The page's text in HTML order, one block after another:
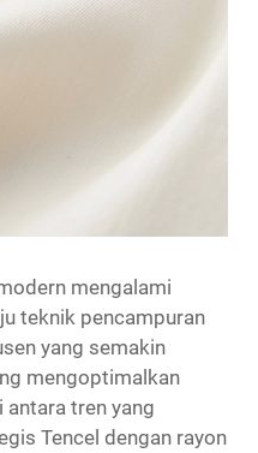
mengalami
teknik pencampuran
yang semakin
mengoptimalkan
antara tren yang
Tencel dengan rayon